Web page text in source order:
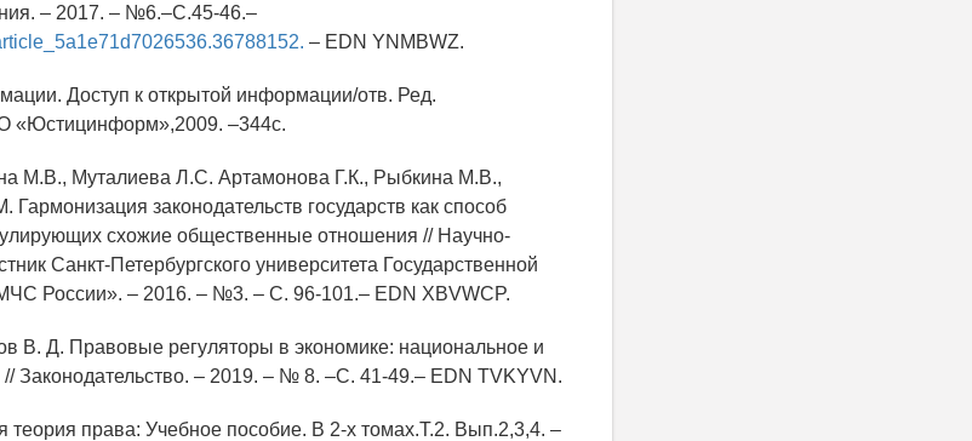
– 2017. – №6.–С.45-46.–
– EDN YNMBWZ.
Доступ к открытой информации/отв. Ред.
«Юстицинформ»,2009. –344с.
М.В., Муталиева Л.С. Артамонова Г.К., Рыбкина М.В.,
законодательств государств как способ
схожие общественные отношения // Научно-
Санкт-Петербургского университета Государственной
России». – 2016. – №3. – С. 96-101.– EDN XBVWCP.
В. Д. Правовые регуляторы в экономике: национальное и
Законодательство. – 2019. – № 8. –С. 41-49.– EDN TVKYVN.
права: Учебное пособие. В 2-х томах.Т.2. Вып.2,3,4. –